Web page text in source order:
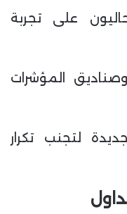
على تجربة
المؤشرات
لتجنب تكرار